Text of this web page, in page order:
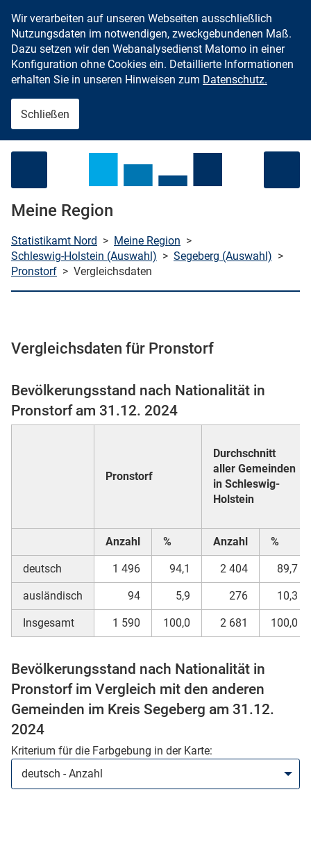
Zum Inhalt springen
(Mikrozensus)
Wir verarbeiten auf unseren Webseiten ausschließlich
Nutzungsdaten im notwendigen, zweckgebundenen Maß.
Dazu setzen wir den Webanalysedienst Matomo in einer
Konfiguration ohne Cookies ein. Detaillierte Informationen
erhalten Sie in unseren Hinweisen zum Datenschutz.
Schließen
Meine Region
Statistikamt Nord > Meine Region >
Schleswig-Holstein (Auswahl) > Segeberg (Auswahl) >
Pronstorf > Vergleichsdaten
Vergleichsdaten für Pronstorf
Bevölkerungsstand nach Nationalität in
Pronstorf am 31.12. 2024
Pronstorf
Durchschnitt
aller Gemeinden
in Schleswig-
Holstein
Anzahl % Anzahl %
deutsch 1 496 94,1 2 404 89,7
ausländisch 94 5,9 276 10,3
Insgesamt 1 590 100,0 2 681 100,0
Bevölkerungsstand nach Nationalität in
Pronstorf im Vergleich mit den anderen
Gemeinden im Kreis Segeberg am 31.12.
2024
Kriterium für die Farbgebung in der Karte: